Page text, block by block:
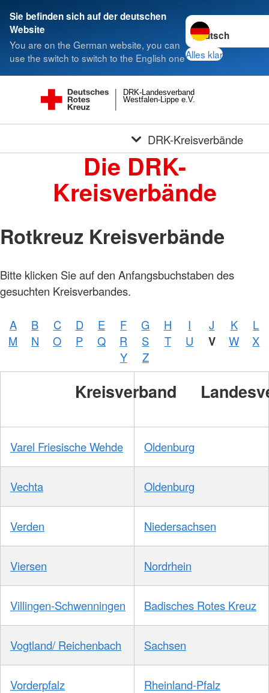
Sie befinden sich auf der deutschen
Website
You are on the German website, you can
use the switch to switch to the English one
Sprache wechseln
Alles klar
Westfalen-Lippe e.V.
DRK-Landesverband
DRK-Kreisverbände
Die DRK-
Kreisverbände
Rotkreuz Kreisverbände
Bitte klicken Sie auf den Anfangsbuchstaben des
gesuchten Kreisverbandes.
A B C D E F G H I J K
L
M
N O P Q R S T U V W
X
Y
Z
Kreisverband
Varel Friesische Wehde Oldenburg
Vechta Oldenburg
Verden Niedersachsen
Viersen Nordrhein
Villingen-Schwenningen Badisches Rotes Kreuz
Vogtland/ Reichenbach Sachsen
Vorderpfalz Rheinland-Pfalz